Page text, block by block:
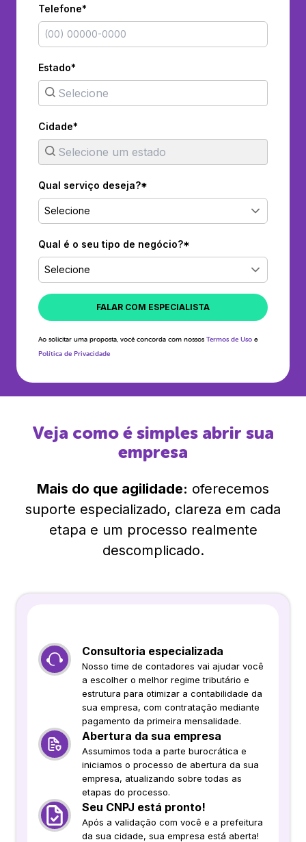
Telefone*
Estado*
Cidade*
Qual serviço deseja?*
Selecione
Qual é o seu tipo de negócio?*
Selecione
FALAR COM ESPECIALISTA
Ao solicitar uma proposta, você concorda com nossos Termos de Uso e
Política de Privacidade
Veja como é simples abrir sua
empresa
Mais do que agilidade: oferecemos
suporte especializado, clareza em cada
etapa e um processo realmente
descomplicado.
Consultoria especializada
Nosso time de contadores vai ajudar você
a escolher o melhor regime tributário e
estrutura para otimizar a contabilidade da
sua empresa, com contratação mediante
pagamento da primeira mensalidade.
Abertura da sua empresa
Assumimos toda a parte burocrática e
iniciamos o processo de abertura da sua
empresa, atualizando sobre todas as
etapas do processo.
Seu CNPJ está pronto!
Após a validação com você e a prefeitura
da sua cidade, sua empresa está aberta!